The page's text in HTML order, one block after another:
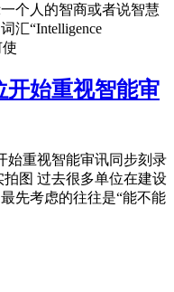
个人的智商或者说智慧
汇“Intelligence
开始重视智能审
始重视智能审讯同步刻录
拍图 过去很多单位在建设
先考虑的往往是“能不能